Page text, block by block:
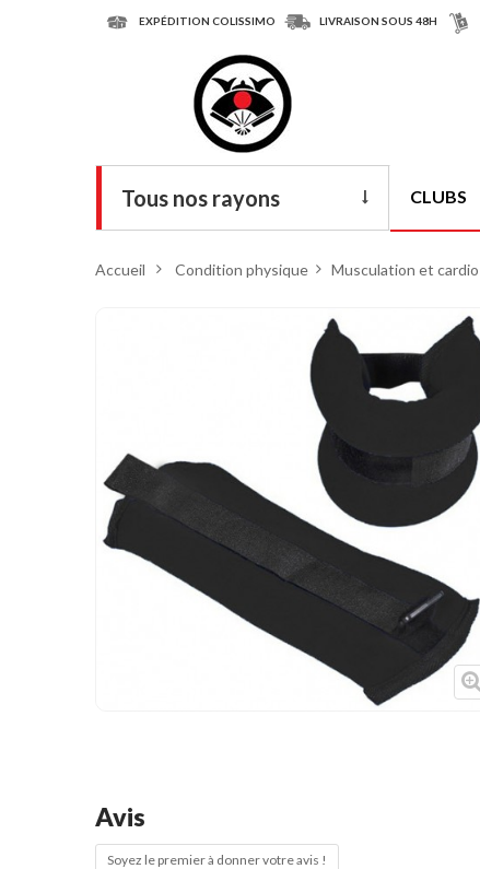
EXPÉDITION COLISSIMO LIVRAISON SOUS 48H
Tous nos rayons
Protections
Cible de frappe
Condition physique
Accessoires
CLUBS
Accueil > Condition physique > Musculation et cardio
Avis
Soyez le premier à donner votre avis !